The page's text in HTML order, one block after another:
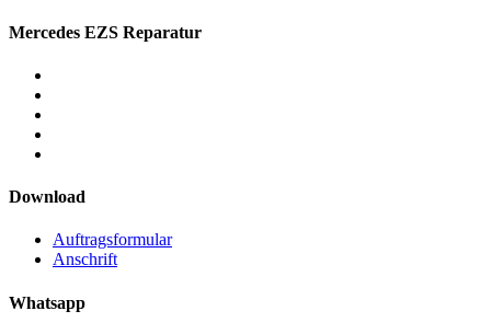
Mercedes EZS Reparatur
Download
Auftragsformular
Anschrift
Whatsapp